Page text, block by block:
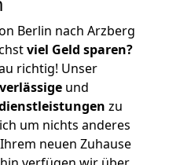
Berlin nach Arzberg
viel Geld sparen?
richtig! Unser
und
zu
um nichts anderes
neuen Zuhause